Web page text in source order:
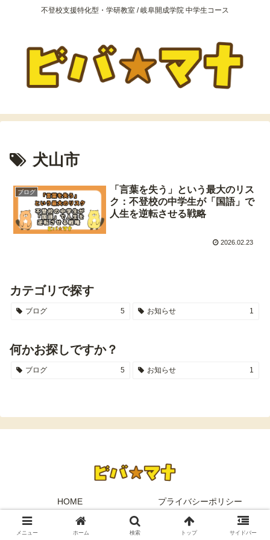
不登校支援特化型・学研教室 / 岐阜開成学院 中学生コース
犬山市
ブログ
「言葉を失う」という最大のリス
ク：不登校の中学生が「国語」で
人生を逆転させる戦略
2026.02.23
カテゴリで探す
ブログ 5 お知らせ 1
何かお探しですか？
ブログ 5 お知らせ 1
HOME プライバシーポリシー
© 2025 ビバ☆マナ.
メニュー ホーム 検索 トップ サイドバー